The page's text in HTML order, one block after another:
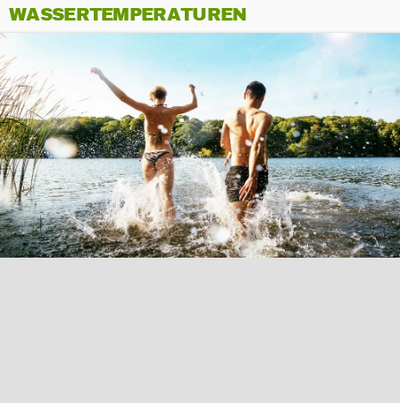
WASSERTEMPERATUREN